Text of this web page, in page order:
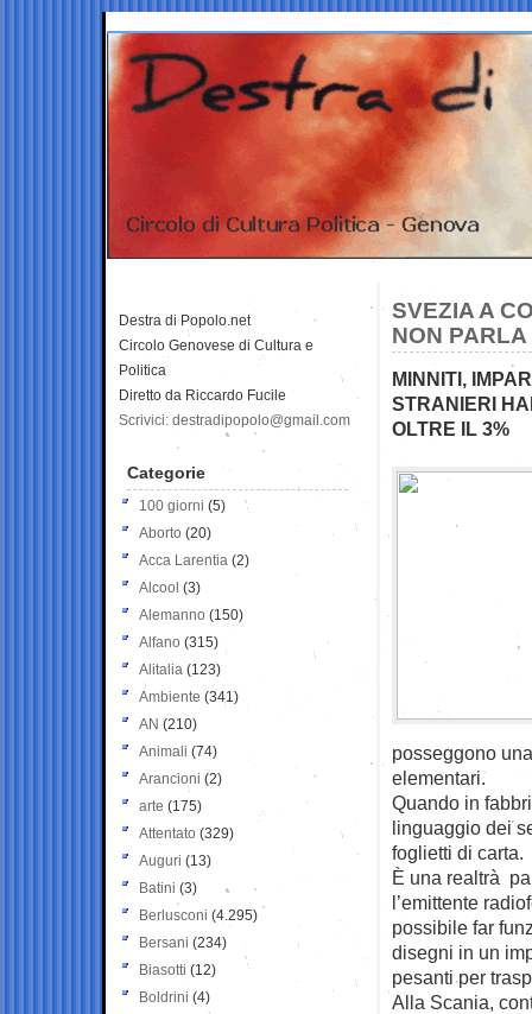
SVEZIA A
NON
MINNITI,
STRANIERI
OLTRE IL 3%
posseggono
elementari.
Quando in
linguaggio dei
foglietti di carta.
È una realtrà
l’emittente
possibile far
disegni in un
pesanti per
Alla Scania,
Destra di Popolo.net
Circolo Genovese di Cultura e
Politica
Diretto da Riccardo Fucile
Scrivici: destradipopolo@gmail.com
Categorie
100 giorni (5)
Aborto (20)
Acca Larentia (2)
Alcool (3)
Alemanno (150)
Alfano (315)
Alitalia (123)
Ambiente (341)
AN (210)
Animali (74)
Arancioni (2)
arte (175)
Attentato (329)
Auguri (13)
Batini (3)
Berlusconi (4.295)
Bersani (234)
Biasotti (12)
Boldrini (4)